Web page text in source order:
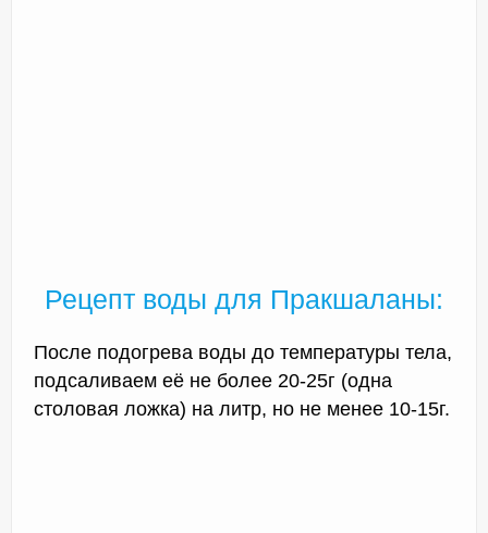
Рецепт воды для Пракшаланы:
После подогрева воды до температуры тела,
подсаливаем её не более 20-25г (одна
столовая ложка) на литр, но не менее 10-15г.